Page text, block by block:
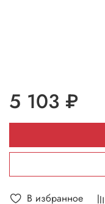
В избранное
5 103 ₽